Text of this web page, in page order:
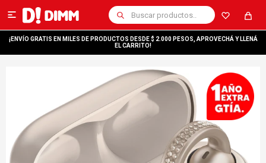

¡ENVÍO GRATIS EN MILES DE PRODUCTOS DESDE $ 2.000 PESOS, APROVECHÁ Y LLENÁ
EL CARRITO!